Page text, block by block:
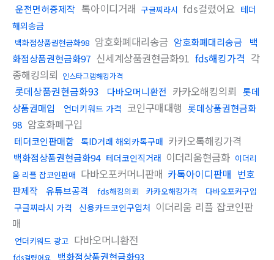
운전면허증제작 톡아이디거래 구글찌라시 fds걸렸어요 테더
해외송금
백화점상품권현금화98 암호화폐대리송금 암호화폐대리송금
백
화점상품권현금화97 신세계상품권현금화91 fds해킹가격 각
종해킹의뢰 인스타그램해킹가격
롯데상품권현금화93 다바오머니환전 카카오해킹의뢰 롯데
상품권매입
언더키워드 가격 코인구매대행 롯데상품권현금화
98 암호화폐구입
테더코인판매함 톡ID거래 해외카톡구매 카카오톡해킹가격
백화점상품권현금화94 테더코인직거래 이더리움현금화 이더리
움 리플 잡코인판매 다바오포커머니판매 카톡아이디판매 번호
판제작
유튜브공격 fds해킹의뢰 카카오해킹가격 다바오포커구입
구글찌라시 가격 신용카드코인구입처 이더리움 리플 잡코인판
매
언더키워드 광고 다바오머니환전
fds걸렸어요 백화점상품권현금화93